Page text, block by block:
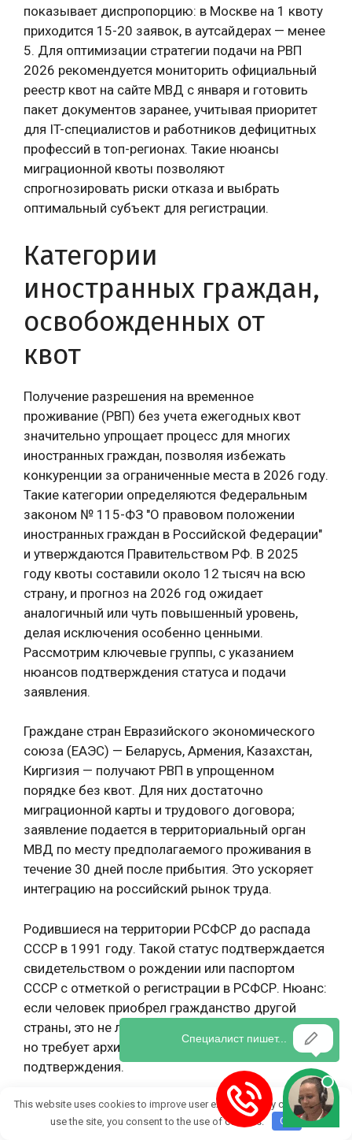
показывает диспропорцию: в Москве на 1 квоту
приходится 15-20 заявок, в аутсайдерах — менее
5. Для оптимизации стратегии подачи на РВП
2026 рекомендуется мониторить официальный
реестр квот на сайте МВД с января и готовить
пакет документов заранее, учитывая приоритет
для IT-специалистов и работников дефицитных
профессий в топ-регионах. Такие нюансы
миграционной квоты позволяют
спрогнозировать риски отказа и выбрать
оптимальный субъект для регистрации.
Категории
иностранных граждан,
освобожденных от
квот
Получение разрешения на временное
проживание (РВП) без учета ежегодных квот
значительно упрощает процесс для многих
иностранных граждан, позволяя избежать
конкуренции за ограниченные места в 2026 году.
Такие категории определяются Федеральным
законом № 115-ФЗ "О правовом положении
иностранных граждан в Российской Федерации"
и утверждаются Правительством РФ. В 2025
году квоты составили около 12 тысяч на всю
страну, и прогноз на 2026 год ожидает
аналогичный или чуть повышенный уровень,
делая исключения особенно ценными.
Рассмотрим ключевые группы, с указанием
нюансов подтверждения статуса и подачи
заявления.
Граждане стран Евразийского экономического
союза (ЕАЭС) — Беларусь, Армения, Казахстан,
Киргизия — получают РВП в упрощенном
порядке без квот. Для них достаточно
миграционной карты и трудового договора;
заявление подается в территориальный орган
МВД по месту предполагаемого проживания в
течение 30 дней после прибытия. Это ускоряет
интеграцию на российский рынок труда.
Родившиеся на территории РСФСР до распада
СССР в 1991 году. Такой статус подтверждается
свидетельством о рождении или паспортом
СССР с отметкой о регистрации в РСФСР. Нюанс:
если человек приобрел гражданство другой
страны, это не лишает права на РВП без квоты,
но требует архивных справок для
подтверждения.
Иностранцы с родителями, детьми или супругами
— гражданами РФ. Конкретно:
This website uses cookies to improve user experience. By continuing to
use the site, you consent to the use of cookies.
OK